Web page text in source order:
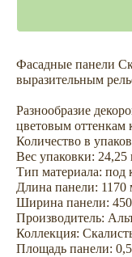
Фасадные панели
выразительным
Разнообразие
цветовым оттенкам
Количество в
Вес упаковки: 24,25
Тип материала: под
Длина панели: 1170
Ширина панели:
Производитель:
Коллекция:
Площадь панели:
Не
покупку на